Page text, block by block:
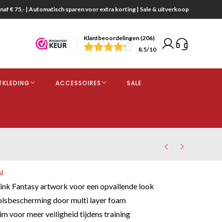
€ 75,- | Automatisch sparen voor extra korting | Sale & uitverkoop
Klantbeoordelingen (206)
8.5/10
ACCESSOIRES SALE
Fantasy artwork voor een opvallende look
door multi layer foam
voor meer veiligheid tijdens training